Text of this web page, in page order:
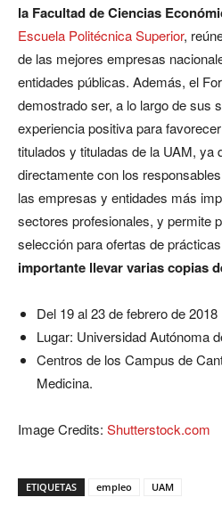
la Facultad de Ciencias
Escuela Politécnica Superior,
de las mejores empresas
entidades públicas. Además, el
demostrado ser, a lo largo de sus
experiencia positiva para
titulados y tituladas de la UAM, ya
directamente con los
las empresas y entidades más
sectores profesionales, y permite
selección para ofertas de
importante llevar varias copias
Del 19 al 23 de febrero de 2018
Lugar: Universidad Autónoma
Centros de los Campus de
Medicina.
Image Credits: Shutterstock.com
ETIQUETAS empleo UAM